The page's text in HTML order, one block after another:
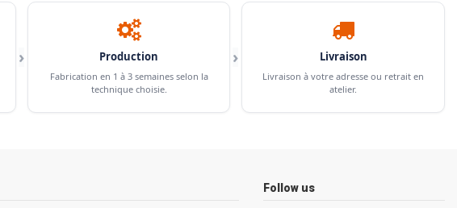
› Production
Fabrication en 1 à 3 semaines selon la
technique choisie.
› Livraison
Livraison à votre adresse ou retrait en
atelier.
Follow us